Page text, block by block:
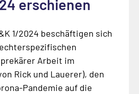
erschienen
1/2024 beschäftigen sich
Arbeit im
Rick und Lauerer), den
Pandemie auf die